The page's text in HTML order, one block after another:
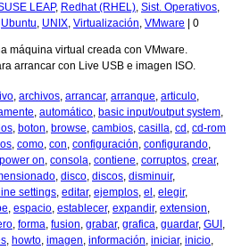
LEAP, Redhat (RHEL), Sist. Operativos,
Ubuntu, UNIX, Virtualización, VMware 0
máquina virtual creada con VMware.
arrancar con Live USB e imagen ISO.
, archivos, arrancar, arranque, articulo,
, automático, basic input/output system,
, boton, browse, cambios, casilla, cd , cd-rom
, como, con, configuración, configurando,
on, consola, contiene, corruptos, crear,
, disco, discos, disminuir,
settings, editar, ejemplos, el , elegir,
, espacio, establecer, expandir, extension,
, forma, fusion, grabar, grafica, guardar, GUI ,
, howto, imagen, información, iniciar, inicio,